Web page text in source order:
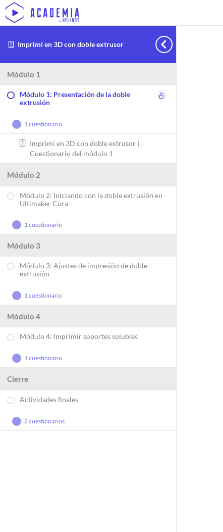
Imprimí en 3D con doble extrusor
Módulo 1
Módulo 1: Presentación de la doble
extrusión
Presentación
doble
extrusión
1 cuestionario
Imprimí en 3D con doble extrusor |
Cuestionario del módulo 1
Módulo 2
Módulo 2: Iniciando con la doble extrusión en
Ultimaker Cura
Iniciando
con
doble
extrusión
Ultimaker
Cura
1 cuestionario
Módulo 3
Módulo 3: Ajustes de impresión de doble
extrusión
Ajustes
de
doble
extrusión
1 cuestionario
Módulo 4
Módulo 4: Imprimir soportes solubles
Imprimir
soportes
1 cuestionario
Cierre
Actividades finales
2 cuestionarios